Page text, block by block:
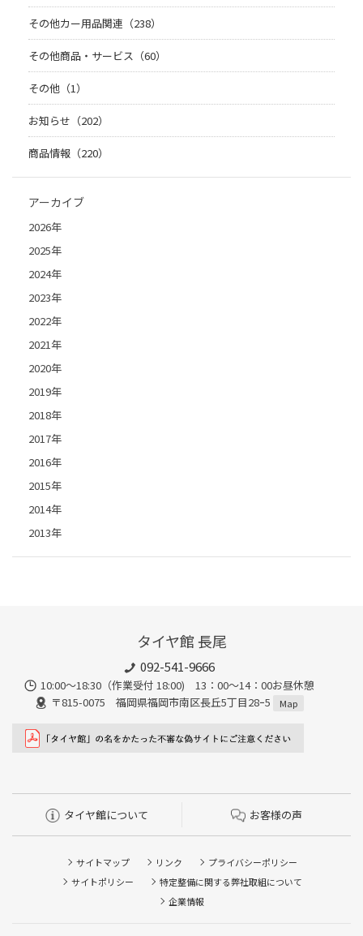
その他カー用品関連（238）
その他商品・サービス（60）
その他（1）
お知らせ（202）
商品情報（220）
アーカイブ
2026年
2025年
2024年
2023年
2022年
2021年
2020年
2019年
2018年
2017年
2016年
2015年
2014年
2013年
タイヤ館 長尾
092-541-9666
10:00～18:30（作業受付 18:00) 13：00～14：00お昼休憩
〒815-0075 福岡県福岡市南区長丘5丁目28ｰ5
Map
タイヤ館について お客様の声
サイトマップ リンク
プライバシーポリシー
サイトポリシー
特定整備に関する弊社取組について
企業情報